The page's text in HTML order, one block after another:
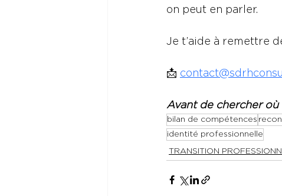
on peut en parler.
Je t’aide à remettre
📩
Avant de chercher où
bilan de compétences
identité professionnelle
TRANSITION